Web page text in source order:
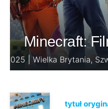
Minecraft:
2025 | Wielka Brytania,
tytuł